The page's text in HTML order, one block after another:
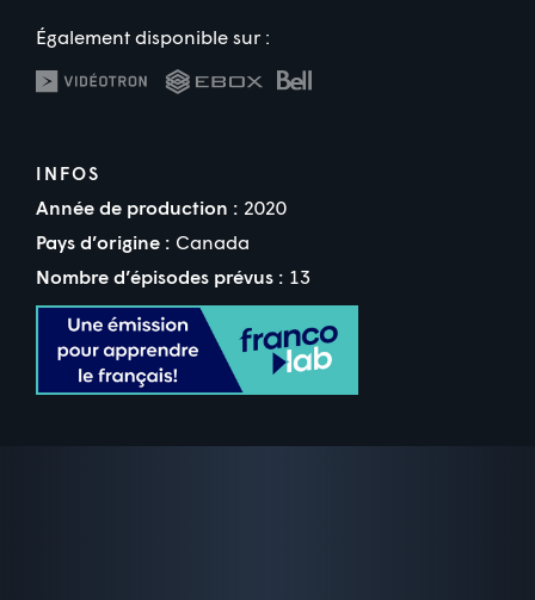
Également disponible sur :
INFOS
Année de production : 2020
Pays d’origine : Canada
Nombre d’épisodes prévus : 13